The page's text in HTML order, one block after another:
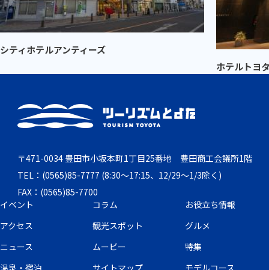
シティホテルアンティーズ
ホテルトヨ
〒471-0034 豊田市小坂本町1丁目25番地 豊田商工会議所1階
TEL：(0565)85-7777 (8:30～17:15、12/29～1/3除く)
FAX：(0565)85-7700
イベント
コラム
お役立ち情報
アクセス
観光スポット
グルメ
ニュース
ムービー
特集